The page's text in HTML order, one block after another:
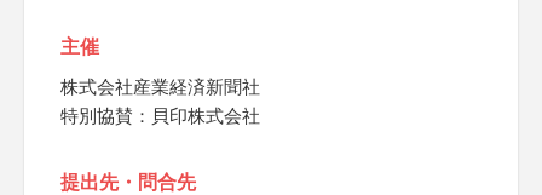
主催
株式会社産業経済新聞社
特別協賛：貝印株式会社
提出先・問合先